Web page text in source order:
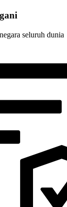
seluruh dunia